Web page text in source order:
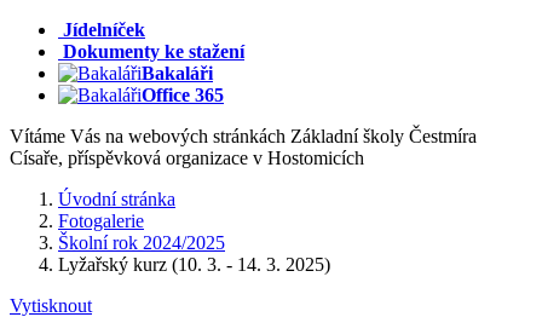
Jídelníček
Dokumenty ke stažení
Bakaláři
Office 365
Vítáme Vás na webových stránkách Základní školy Čestmíra
Císaře, příspěvková organizace v Hostomicích
Úvodní stránka
Fotogalerie
Školní rok 2024/2025
Lyžařský kurz (10. 3. - 14. 3. 2025)
Vytisknout